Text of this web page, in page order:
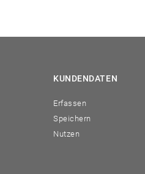
KUNDENDATEN
Erfassen
Speichern
Nutzen